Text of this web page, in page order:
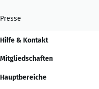
Presse
Hilfe & Kontakt
Mitgliedschaften
Hauptbereiche